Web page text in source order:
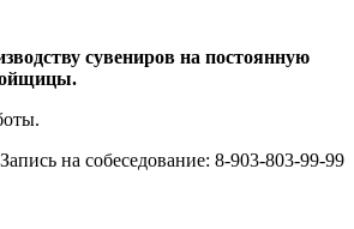
сувениров на постоянную
Запись на собеседование: 8-903-803-99-99